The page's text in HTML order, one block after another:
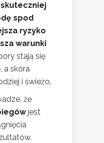
skuteczniej
spod
ryzyko
warunki
stają się
a skóra
i świeżo.
że
jest